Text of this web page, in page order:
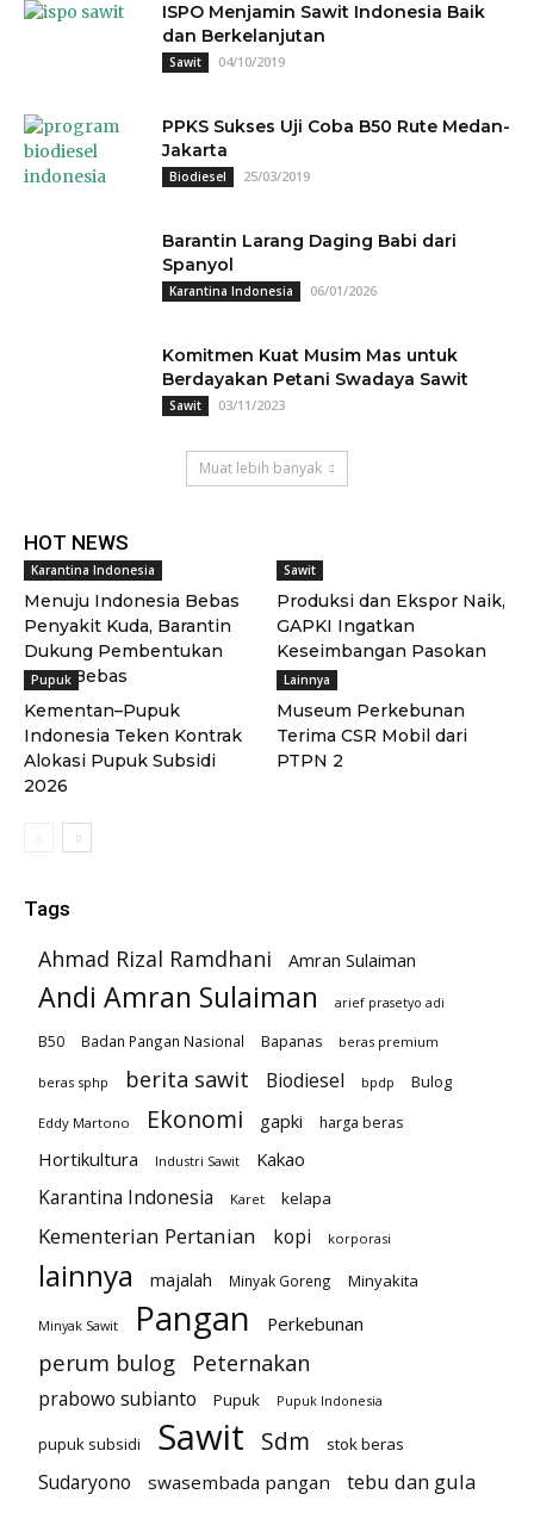
ISPO Menjamin Sawit Indonesia Baik
dan Berkelanjutan
Sawit 04/10/2019
PPKS Sukses Uji Coba B50 Rute Medan-
Jakarta
Biodiesel 25/03/2019
Barantin Larang Daging Babi dari
Spanyol
Karantina Indonesia 06/01/2026
Komitmen Kuat Musim Mas untuk
Berdayakan Petani Swadaya Sawit
Sawit 03/11/2023
Muat lebih banyak
HOT NEWS
Karantina Indonesia
Menuju Indonesia Bebas
Penyakit Kuda, Barantin
Dukung Pembentukan
Zona Bebas
Sawit
Produksi dan Ekspor Naik,
GAPKI Ingatkan
Keseimbangan Pasokan
Pupuk
Kementan–Pupuk
Indonesia Teken Kontrak
Alokasi Pupuk Subsidi
2026
Lainnya
Museum Perkebunan
Terima CSR Mobil dari
PTPN 2
Tags
Ahmad Rizal Ramdhani Amran Sulaiman
Andi Amran Sulaiman arief prasetyo adi
B50 Badan Pangan Nasional Bapanas beras premium
beras sphp berita sawit Biodiesel bpdp Bulog
Eddy Martono Ekonomi gapki harga beras
Hortikultura Industri Sawit Kakao
Karantina Indonesia Karet kelapa
Kementerian Pertanian kopi korporasi
lainnya majalah Minyak Goreng Minyakita
Minyak Sawit Pangan Perkebunan
perum bulog Peternakan
prabowo subianto Pupuk Pupuk Indonesia
pupuk subsidi Sawit Sdm stok beras
Sudaryono swasembada pangan tebu dan gula